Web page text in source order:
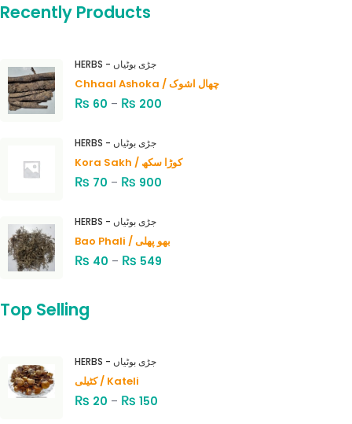
Recently Products
HERBS - جڑی بوٹیاں
Chhaal Ashoka / چھال اشوک
₨ 60 – ₨ 200
HERBS - جڑی بوٹیاں
Kora Sakh / کوڑا سکھ
₨ 70 – ₨ 900
HERBS - جڑی بوٹیاں
Bao Phali / بھو پھلی
₨ 40 – ₨ 549
Top Selling
HERBS - جڑی بوٹیاں
کٹیلی / Kateli
₨ 20 – ₨ 150